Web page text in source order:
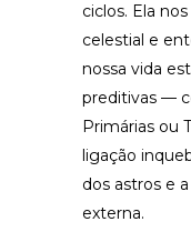
ciclos. Ela
celestial e
nossa vida
preditivas —
Primárias ou
ligação
dos astros e
externa.